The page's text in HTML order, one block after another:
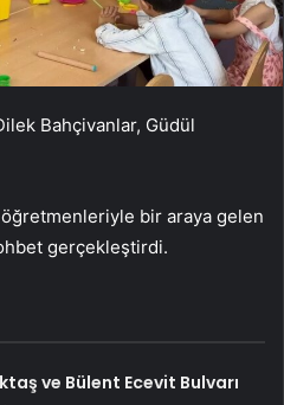
Bahçivanlar, Güdül
bir araya gelen
gerçekleştirdi.
ve Bülent Ecevit Bulvarı